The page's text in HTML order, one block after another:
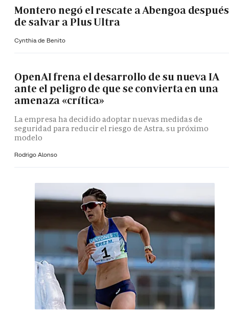
Montero negó el rescate a Abengoa después
de salvar a Plus Ultra
Cynthia de Benito
OpenAI frena el desarrollo de su nueva IA
ante el peligro de que se convierta en una
amenaza «crítica»
La empresa ha decidido adoptar nuevas medidas de
seguridad para reducir el riesgo de Astra, su próximo
modelo
Rodrigo Alonso